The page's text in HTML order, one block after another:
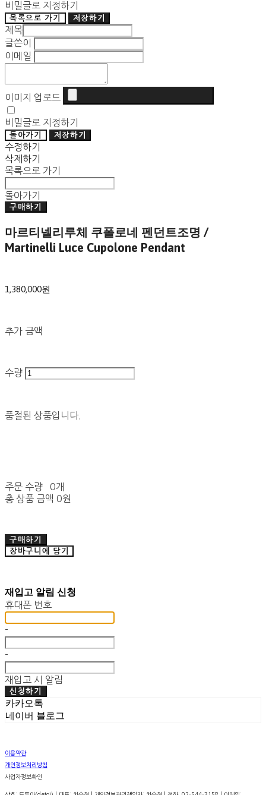
비밀글로 지정하기
목록으로 가기 저장하기
제목
글쓴이
이메일
이미지 업로드
비밀글로 지정하기
돌아가기 저장하기
수정하기
삭제하기
목록으로 가기
돌아가기
구매하기
마르티넬리루체 쿠폴로네 펜던트조명 /
Martinelli Luce Cupolone Pendant
1,380,000원
추가 금액
수량
품절된 상품입니다.
주문 수량
0개
총 상품 금액 0원
구매하기
장바구니에 담기
재입고 알림 신청
휴대폰 번호
-
-
재입고 시 알림
신청하기
카카오톡
네이버 블로그
이용약관
개인정보처리방침
사업자정보확인